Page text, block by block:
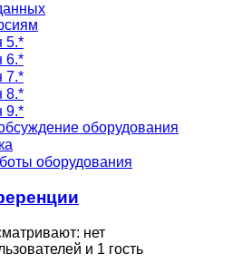
5.*
6.*
7.*
8.*
9.*
оборудования
оборудования
нет
и 1 гость